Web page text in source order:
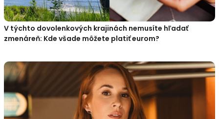
V týchto dovolenkových krajinách nemusíte hľadať
zmenáreň: Kde všade môžete platiť eurom?